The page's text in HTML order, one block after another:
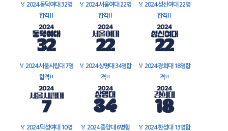
🏅 2024 동덕여대 32명
합격!!
🏅 2024 서울여대 22명
합격!!
🏅 2024 성신여대 22명
합격!!
🏅 2024 서울시립대 7명
합격!!
🏅 2024 상명대 34명합
격!!
🏅 2024 경희대 18명합
격!!
🏅 2024 덕성여대 10명
🏅 2024 중앙대 6명합
🏅 2024 한성대 13명합